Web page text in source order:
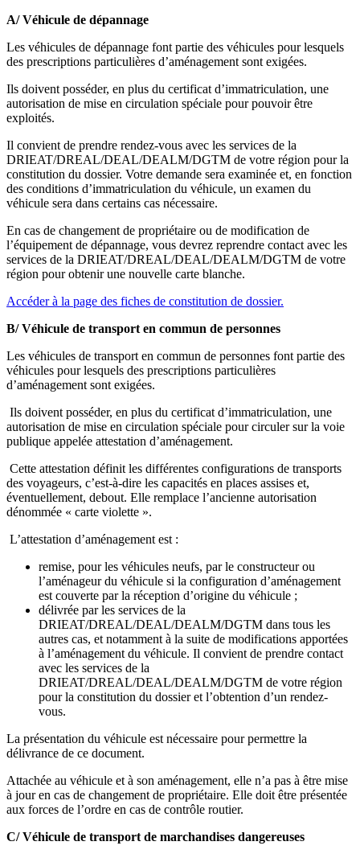
A/ Véhicule de dépannage
Les véhicules de dépannage font partie des véhicules pour lesquels
des prescriptions particulières d’aménagement sont exigées.
Ils doivent posséder, en plus du certificat d’immatriculation, une
autorisation de mise en circulation spéciale pour pouvoir être
exploités.
Il convient de prendre rendez-vous avec les services de la
DRIEAT/DREAL/DEAL/DEALM/DGTM de votre région pour la
constitution du dossier. Votre demande sera examinée et, en fonction
des conditions d’immatriculation du véhicule, un examen du
véhicule sera dans certains cas nécessaire.
En cas de changement de propriétaire ou de modification de
l’équipement de dépannage, vous devrez reprendre contact avec les
services de la DRIEAT/DREAL/DEAL/DEALM/DGTM de votre
région pour obtenir une nouvelle carte blanche.
Accéder à la page des fiches de constitution de dossier.
B/ Véhicule de transport en commun de personnes
Les véhicules de transport en commun de personnes font partie des
véhicules pour lesquels des prescriptions particulières
d’aménagement sont exigées.
Ils doivent posséder, en plus du certificat d’immatriculation, une
autorisation de mise en circulation spéciale pour circuler sur la voie
publique appelée attestation d’aménagement.
Cette attestation définit les différentes configurations de transports
des voyageurs, c’est-à-dire les capacités en places assises et,
éventuellement, debout. Elle remplace l’ancienne autorisation
dénommée « carte violette ».
L’attestation d’aménagement est :
remise, pour les véhicules neufs, par le constructeur ou
l’aménageur du véhicule si la configuration d’aménagement
est couverte par la réception d’origine du véhicule ;
délivrée par les services de la
DRIEAT/DREAL/DEAL/DEALM/DGTM dans tous les
autres cas, et notamment à la suite de modifications apportées
à l’aménagement du véhicule. Il convient de prendre contact
avec les services de la
DRIEAT/DREAL/DEAL/DEALM/DGTM de votre région
pour la constitution du dossier et l’obtention d’un rendez-
vous.
La présentation du véhicule est nécessaire pour permettre la
délivrance de ce document.
Attachée au véhicule et à son aménagement, elle n’a pas à être mise
à jour en cas de changement de propriétaire. Elle doit être présentée
aux forces de l’ordre en cas de contrôle routier.
C/ Véhicule de transport de marchandises dangereuses